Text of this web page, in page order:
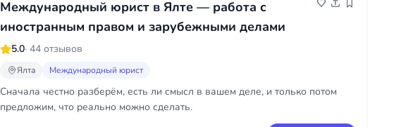
Международный юрист в Ялте — работа с
иностранным правом и зарубежными делами
5.0· 44 отзывов
Ялта Международный юрист
Сначала честно разберём, есть ли смысл в вашем деле, и только потом
предложим, что реально можно сделать.